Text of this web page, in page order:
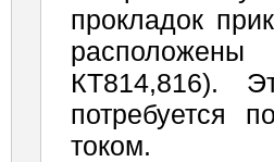
прокладок
КТ814,816).
потребуется
током.